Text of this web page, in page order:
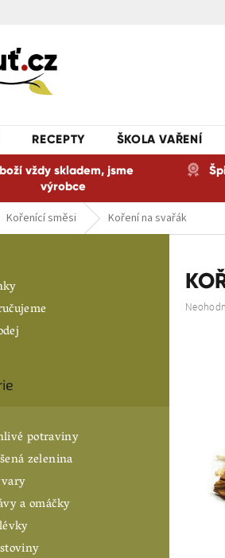
RECEPTY ŠKOLA VAŘENÍ
vždy skladem, jsme
výrobce
Kořenící směsi Koření na svařák
potraviny
zelenina
a omáčky